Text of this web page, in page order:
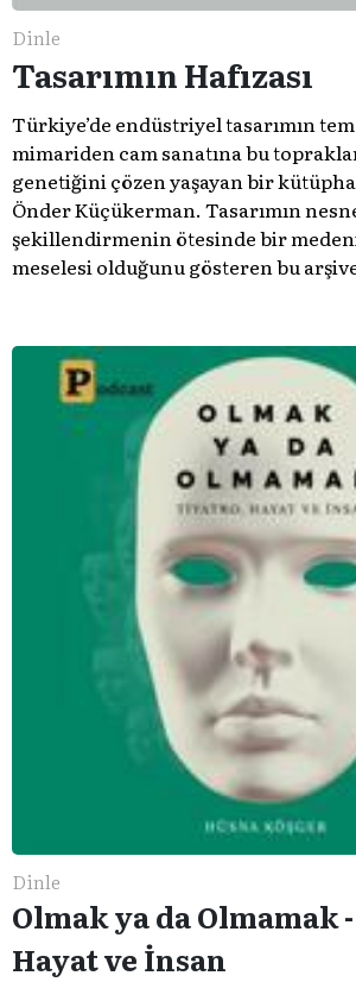
Dinle
Tasarımın Hafızası
Türkiye’de endüstriyel tasarımın
mimariden cam sanatına bu
genetiğini çözen yaşayan bir
Önder Küçükerman. ​Tasarımın
şekillendirmenin ötesinde bir
meselesi olduğunu gösteren bu
Dinle
Olmak ya da Olmamak
Hayat ve İnsan